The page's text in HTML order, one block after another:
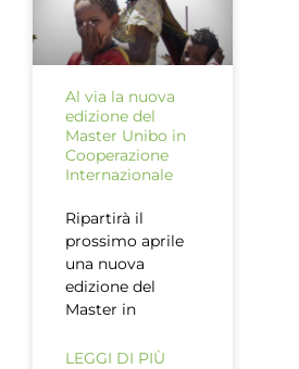
Al via la nuova
edizione del
Master Unibo in
Cooperazione
Internazionale
Ripartirà il
prossimo aprile
una nuova
edizione del
Master in
LEGGI DI PIÙ